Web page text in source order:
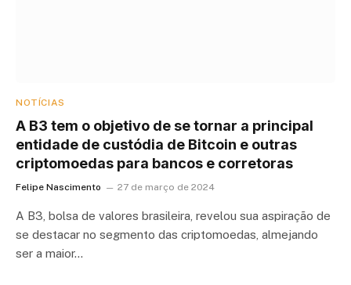
NOTÍCIAS
A B3 tem o objetivo de se tornar a principal
entidade de custódia de Bitcoin e outras
criptomoedas para bancos e corretoras
Felipe Nascimento 27 de março de 2024
A B3, bolsa de valores brasileira, revelou sua aspiração de
se destacar no segmento das criptomoedas, almejando
ser a maior…